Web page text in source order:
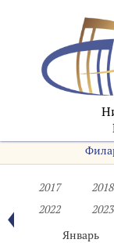
2017 2018
2022
2023
Январь